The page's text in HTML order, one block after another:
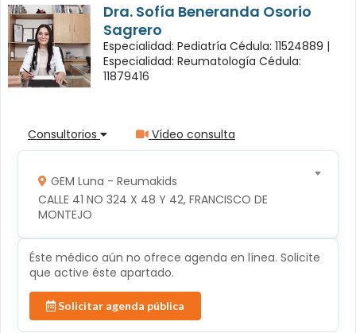
Dra. Sofía Beneranda Osorio
Sagrero
Especialidad: Pediatría Cédula: 11524889 |
Especialidad: Reumatología Cédula:
11879416
Consultorios Vídeo consulta
GEM Luna - Reumakids
CALLE 41 NO 324 X 48 Y 42, FRANCISCO DE
MONTEJO
Éste médico aún no ofrece agenda en línea. Solicite
que active éste apartado.
Solicitar agenda pública